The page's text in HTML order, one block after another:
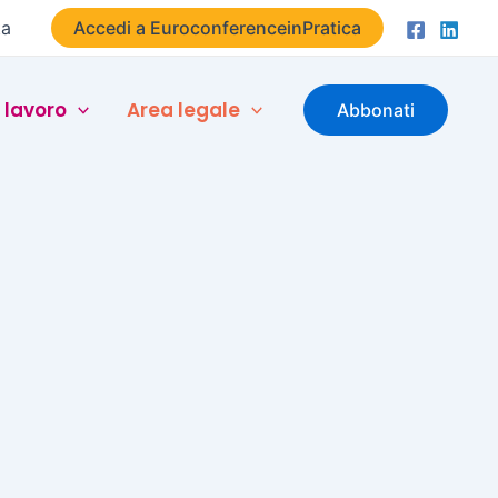
Accedi a EuroconferenceinPratica
lavoro Area legale Abbonati